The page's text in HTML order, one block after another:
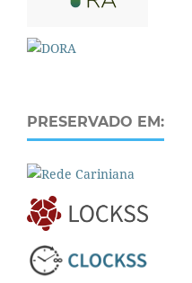
PRESERVADO EM: